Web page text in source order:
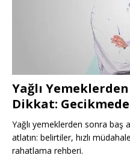
Yağlı
Dikkat:
Yağlı yemeklerden sonra baş
atlatın: belirtiler, hızlı
rahatlama rehberi.